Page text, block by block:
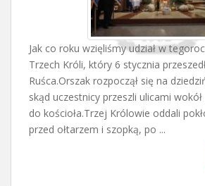
Jak co roku wzięliśmy udział w
Trzech Króli, który 6 stycznia
Ruśca.Orszak rozpoczął się na
skąd uczestnicy przeszli ulicami
do kościoła.Trzej Królowie oddali
przed ołtarzem i szopką, po ...